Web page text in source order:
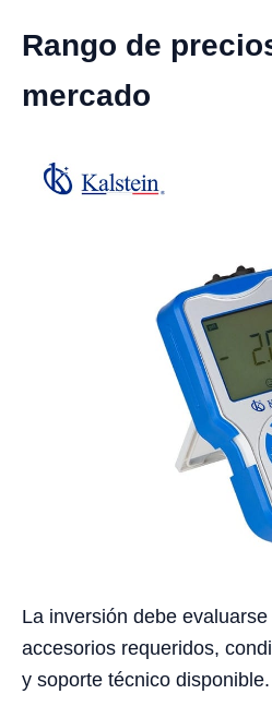
Rango de
mercado
La inversión debe
accesorios requeridos,
y soporte técnico disponible.